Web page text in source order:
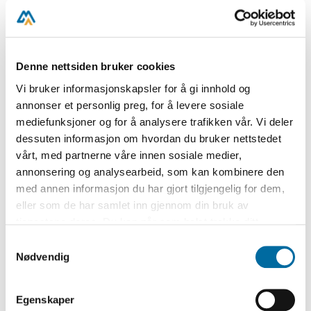
Denne nettsiden bruker cookies
Vi bruker informasjonskapsler for å gi innhold og
annonser et personlig preg, for å levere sosiale
mediefunksjoner og for å analysere trafikken vår. Vi deler
dessuten informasjon om hvordan du bruker nettstedet
vårt, med partnerne våre innen sosiale medier,
annonsering og analysearbeid, som kan kombinere den
med annen informasjon du har gjort tilgjengelig for dem,
eller som de har samlet inn gjennom din bruk av
så endre samtykke og så avvis.
Nødvendig
Egenskaper
Myrdals innvandringsmotstand.
Fevik. Lars Borgersrud, som var med på
bussen og som også fikk merke FMI sin
aggressivitet, kan fortelle at bussturen
var lite organisert. Det var en gjeng
mennesker på den politiske venstresiden,
initiert av SOS-rasisme. Borgersrud kan
barn og voksne i bussen, og at de ikke på
noe tidspunkt hadde sett for seg at dette
skulle bli en voldelig demonstrasjon. Fra
FMI ble det i ettertid påstått at det var